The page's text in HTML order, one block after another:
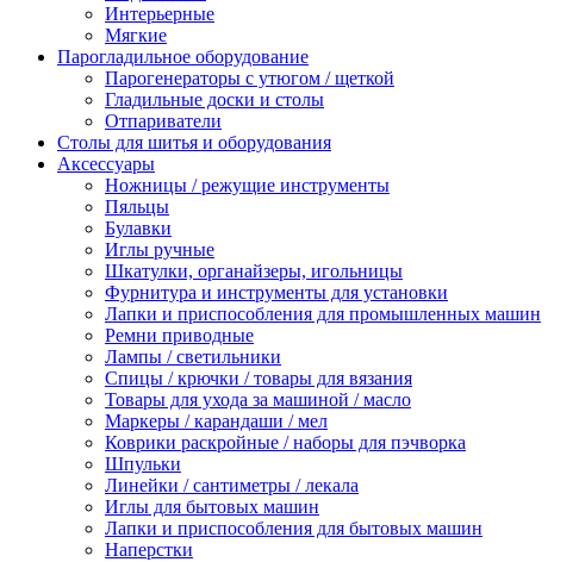
Интерьерные
Мягкие
Парогладильное оборудование
Парогенераторы с утюгом / щеткой
Гладильные доски и столы
Отпариватели
Столы для шитья и оборудования
Аксессуары
Ножницы / режущие инструменты
Пяльцы
Булавки
Иглы ручные
Шкатулки, органайзеры, игольницы
Фурнитура и инструменты для установки
Лапки и приспособления для промышленных машин
Ремни приводные
Лампы / светильники
Спицы / крючки / товары для вязания
Товары для ухода за машиной / масло
Маркеры / карандаши / мел
Коврики раскройные / наборы для пэчворка
Шпульки
Линейки / сантиметры / лекала
Иглы для бытовых машин
Лапки и приспособления для бытовых машин
Наперстки